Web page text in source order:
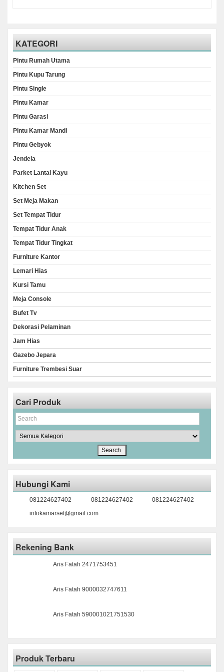
KATEGORI
Pintu Rumah Utama
Pintu Kupu Tarung
Pintu Single
Pintu Kamar
Pintu Garasi
Pintu Kamar Mandi
Pintu Gebyok
Jendela
Parket Lantai Kayu
Kitchen Set
Set Meja Makan
Set Tempat Tidur
Tempat Tidur Anak
Tempat Tidur Tingkat
Furniture Kantor
Lemari Hias
Kursi Tamu
Meja Console
Bufet Tv
Dekorasi Pelaminan
Jam Hias
Gazebo Jepara
Furniture Trembesi Suar
Cari Produk
Hubungi Kami
081224627402 081224627402
081224627402
infokamarset@gmail.com
Rekening Bank
Aris Fatah 2471753451
Aris Fatah 9000032747611
Aris Fatah 590001021751530
Produk Terbaru